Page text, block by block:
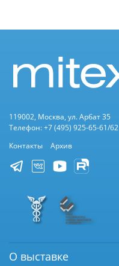
119002, Москва, ул. Арбат 35
Телефон: +7 (495) 925-65-61/62
Контакты
Архив
О выставке